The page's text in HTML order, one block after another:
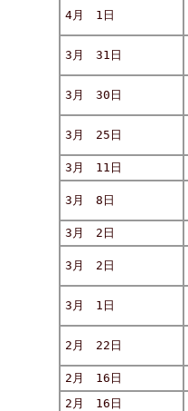
4月 1日
3月 31日
3月 30日
3月 25日
3月 11日
3月 8日
3月 2日
3月 2日
3月 1日
2月 22日
2月 16日
2月 16日